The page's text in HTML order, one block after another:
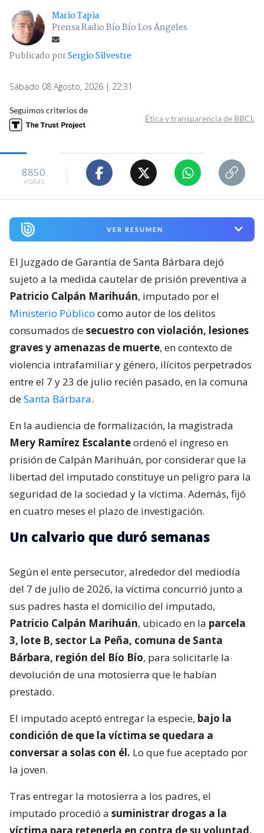
Mario Tapia
Prensa Radio Bío Bío Los Ángeles
Publicado porSergio Silvestre
Sábado 08 Agosto, 2026 | 22:31
Seguimos criterios de
Ética y transparencia de BBCL
8850
visitas
VER RESUMEN
El Juzgado de Garantía de Santa Bárbara dejó
sujeto a la medida cautelar de prisión preventiva a
Patricio Calpán Marihuán, imputado por el
Ministerio Público como autor de los delitos
consumados desecuestro con violación, lesiones
graves y amenazas de muerte, en contexto de
violencia intrafamiliar y género, ilícitos perpetrados
entre el 7 y 23 de julio recién pasado, en la comuna
deSanta Bárbara.
En la audiencia de formalización, la magistrada
Mery Ramírez Escalanteordenó el ingreso en
prisión de Calpán Marihuán, por considerar que la
libertad del imputado constituye un peligro para la
seguridad de la sociedad y la víctima. Además, fijó
en cuatro meses el plazo de investigación.
Un calvario que duró semanas
Según el ente persecutor, alrededor del mediodía
del 7 de julio de 2026, la víctima concurrió junto a
sus padres hasta el domicilio del imputado,
Patricio Calpán Marihuán, ubicado en la parcela
3, lote B, sector La Peña, comuna de Santa
Bárbara, región del Bío Bío, para solicitarle la
devolución de una motosierra que le habían
prestado.
El imputado aceptó entregar la especie, bajo la
condición de que la víctima se quedara a
conversar a solas con él. Lo que fue aceptado por
la joven.
Tras entregar la motosierra a los padres, el
imputado procedió a suministrar drogas a la
víctima para retenerla en contra de su voluntad.